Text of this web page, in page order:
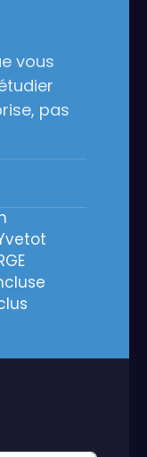
vous
pas